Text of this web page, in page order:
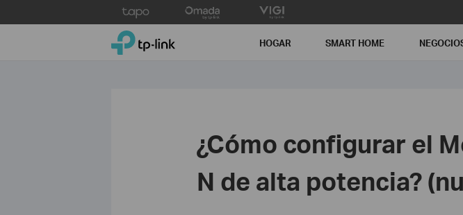
to
TP-Link, Reliably Smart HOGAR SMART HOME
¿Cómo configurar el
N de alta potencia?